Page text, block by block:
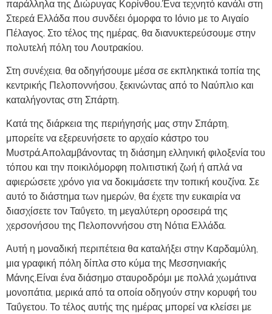
παράλληλα της Διώρυγας Κορίνθου.Ένα τεχνητό κανάλι στη
Στερεά Ελλάδα που συνδέει όμορφα το Ιόνιο με το Αιγαίο
Πέλαγος. Στο τέλος της ημέρας, θα διανυκτερεύσουμε στην
πολυτελή πόλη του Λουτρακίου.
Στη συνέχεια, θα οδηγήσουμε μέσα σε εκπληκτικά τοπία της
κεντρικής Πελοποννήσου, ξεκινώντας από το Ναύπλιο και
καταλήγοντας στη Σπάρτη.
Κατά της διάρκεια της περιήγησής μας στην Σπάρτη,
μπορείτε να εξερευνήσετε το αρχαίο κάστρο του
Μυστρά.Απολαμβάνοντας τη διάσημη ελληνική φιλοξενία του
τόπου και την ποικιλόμορφη πολιτιστική ζωή ή απλά να
αφιερώσετε χρόνο για να δοκιμάσετε την τοπική κουζίνα. Σε
αυτό το διάστημα των ημερών, θα έχετε την ευκαιρία να
διασχίσετε τον Ταΰγετο, τη μεγαλύτερη οροσειρά της
χερσονήσου της Πελοποννήσου στη Νότια Ελλάδα.
Αυτή η μοναδική περιπέτεια θα καταλήξει στην Καρδαμύλη,
μια γραφική πόλη δίπλα στο κύμα της Μεσσηνιακής
Μάνης.Είναι ένα διάσημο σταυροδρόμι με πολλά χωμάτινα
μονοπάτια, μερικά από τα οποία οδηγούν στην κορυφή του
Ταΰγετου. Το τέλος αυτής της ημέρας μπορεί να κλείσει με